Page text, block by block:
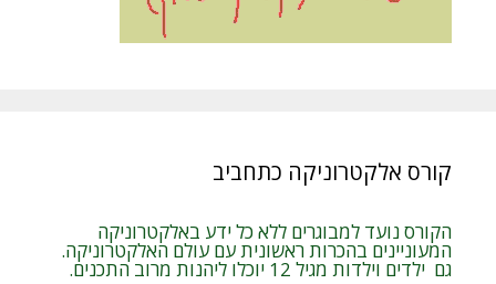
קורס אלקטרוניקה כתחביב
הקורס נועד למבוגרים ללא כל ידע באלקטרוניקה
המעוניינים בהכרות ראשונית עם עולם האלקטרוניקה.
גם ילדים וילדות מגיל 12 יוכלו ליהנות מרוב התכנים.